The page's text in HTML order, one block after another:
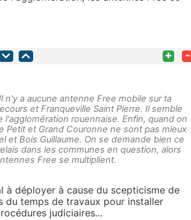
+ -
a aucune antenne Free mobile sur ta
et Franqueville Saint Pierre. Il semble
rouennaise. Enfin, quand on
Petit et Grand Couronne ne sont pas mieux
et Bois Guillaume. On se demande bien ce
dans les communes en question, alors
Free se multiplient.
à déployer à cause du scepticisme de
du temps de travaux pour installer
judiciaires...